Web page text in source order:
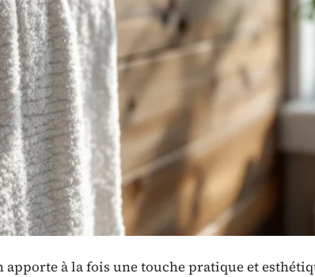
apporte à la fois une touche pratique et